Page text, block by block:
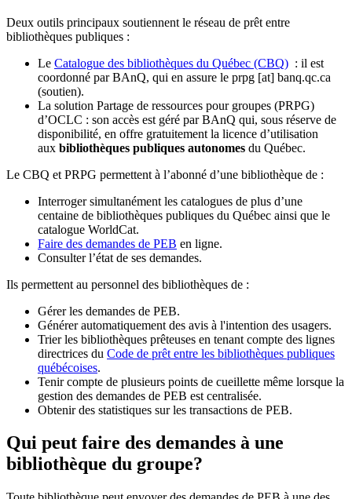
Deux outils principaux soutiennent le réseau de prêt entre
bibliothèques publiques :
Le Catalogue des bibliothèques du Québec (CBQ) : il est
coordonné par BAnQ, qui en assure le prpg [at] banq.qc.ca
(soutien).
La solution Partage de ressources pour groupes (PRPG)
d’OCLC : son accès est géré par BAnQ qui, sous réserve de
disponibilité, en offre gratuitement la licence d’utilisation
aux bibliothèques publiques autonomes du Québec.
Le CBQ et PRPG permettent à l’abonné d’une bibliothèque de :
Interroger simultanément les catalogues de plus d’une
centaine de bibliothèques publiques du Québec ainsi que le
catalogue WorldCat.
Faire des demandes de PEB en ligne.
Consulter l’état de ses demandes.
Ils permettent au personnel des bibliothèques de :
Gérer les demandes de PEB.
Générer automatiquement des avis à l'intention des usagers.
Trier les bibliothèques prêteuses en tenant compte des lignes
directrices du Code de prêt entre les bibliothèques publiques
québécoises.
Tenir compte de plusieurs points de cueillette même lorsque la
gestion des demandes de PEB est centralisée.
Obtenir des statistiques sur les transactions de PEB.
Qui peut faire des demandes à une
bibliothèque du groupe?